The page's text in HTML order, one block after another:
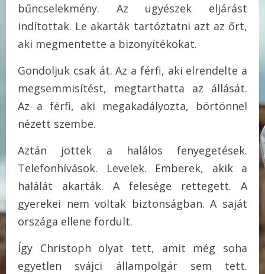
bűncselekmény. Az ügyészek eljárást
indítottak. Le akarták tartóztatni azt az őrt,
aki megmentette a bizonyítékokat.
Gondoljuk csak át. Az a férfi, aki elrendelte a
megsemmisítést, megtarthatta az állását.
Az a férfi, aki megakadályozta, börtönnel
nézett szembe.
Aztán jöttek a halálos fenyegetések.
Telefonhívások. Levelek. Emberek, akik a
halálát akarták. A felesége rettegett. A
gyerekei nem voltak biztonságban. A saját
országa ellene fordult.
Így Christoph olyat tett, amit még soha
egyetlen svájci állampolgár sem tett.